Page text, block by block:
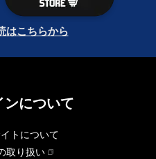
はこちらから
ンについて
トについて
取り扱い